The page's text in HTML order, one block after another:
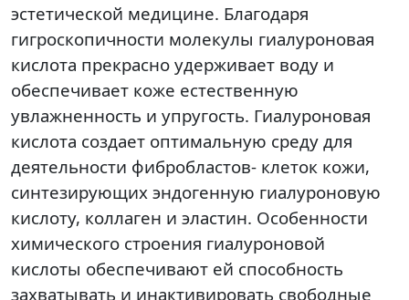
эстетической медицине. Благодаря
гигроскопичности молекулы гиалуроновая
кислота прекрасно удерживает воду и
обеспечивает коже естественную
увлажненность и упругость. Гиалуроновая
кислота создает оптимальную среду для
деятельности фибробластов- клеток кожи,
синтезирующих эндогенную гиалуроновую
кислоту, коллаген и эластин. Особенности
химического строения гиалуроновой
кислоты обеспечивают ей способность
захватывать и инактивировать свободные